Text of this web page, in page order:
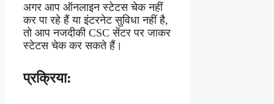
अगर आप ऑनलाइन स्टेटस चेक नहीं
कर पा रहे हैं या इंटरनेट सुविधा नहीं है,
तो आप नजदीकी CSC सेंटर पर जाकर
स्टेटस चेक कर सकते हैं।
प्रक्रिया: